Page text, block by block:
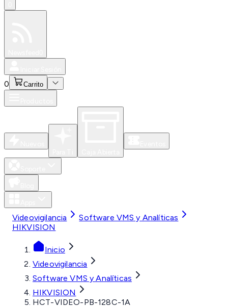
0 Carrito
Videovigilancia
Software VMS y Analíticas
HIKVISION
Inicio
Videovigilancia
Software VMS y Analíticas
HIKVISION
HCT-VIDEO-PB-128C-1A